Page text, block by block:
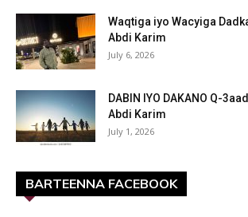
Waqtiga iyo Wacyiga
Abdi Karim
July 6, 2026
DABIN IYO DAKANO Q-
Abdi Karim
July 1, 2026
BARTEENNA FACEBOOK